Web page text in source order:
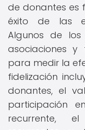
de donantes es
éxito de las
Algunos de
asociaciones y
para medir la
fidelización
donantes, el
participación
recurrente,